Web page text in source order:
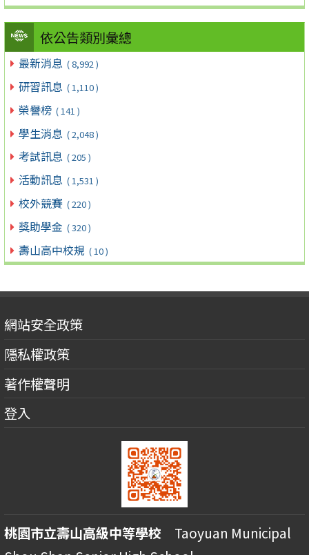
依公告類別彙總
最新消息 ( 8,992 )
研習訊息 ( 1,110 )
榮譽榜 ( 141 )
學生消息 ( 2,048 )
考試訊息 ( 205 )
活動訊息 ( 1,531 )
校外競賽 ( 220 )
獎助學金 ( 320 )
壽山高中校規 ( 10 )
網站安全政策
隱私權政策
著作權聲明
登入
桃園市立壽山高級中等學校 Taoyuan Municipal